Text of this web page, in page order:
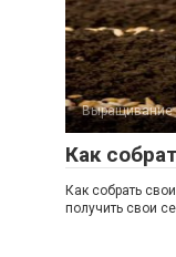
Выращивание
Как
Как собрать
получить свои